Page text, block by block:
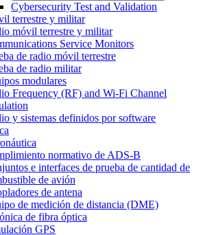
Cybersecurity Test and Validation
terrestre y militar
móvil terrestre y militar
Service Monitors
de radio móvil terrestre
de radio militar
modulares
Frequency (RF) and Wi-Fi Channel
y sistemas definidos por software
normativo de ADS-B
e interfaces de prueba de cantidad de
de avión
de antena
de medición de distancia (DME)
de fibra óptica
GPS